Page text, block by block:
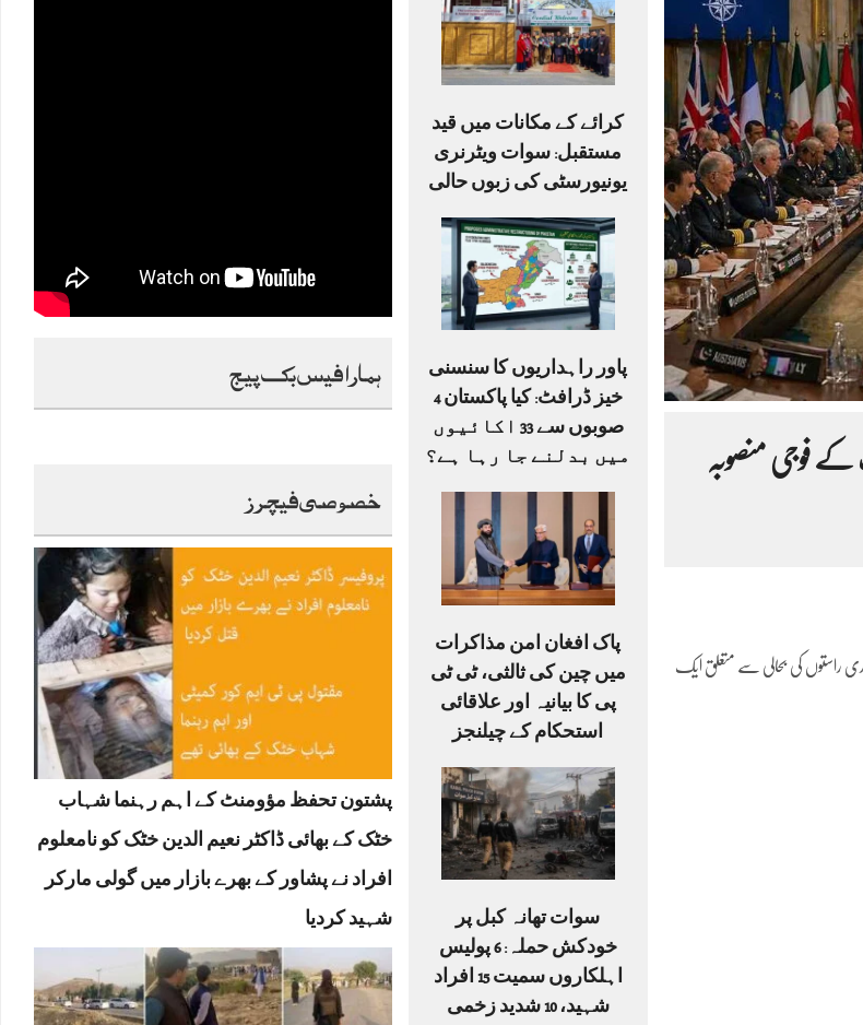
ہمارا فیس بک پیج
خصوصی فیچرز
پشتون تحفظ مؤومنٹ کے اہم رہنما شہاب
خٹک کے بھائی ڈاکٹر نعیم الدین خٹک کو نامعلوم
افراد نے پشاور کے بھرے بازار میں گولی مارکر
شہید کردیا
کرائے کے مکانات میں قید
مستقبل: سوات ویٹرنری
یونیورسٹی کی زبوں حالی
پاور راہداریوں کا سنسنی
خیز ڈرافٹ: کیا پاکستان 4
صوبوں سے 33 اکائیوں
میں بدلنے جا رہا ہے؟
پاک افغان امن مذاکرات
میں چین کی ثالثی، ٹی ٹی
پی کا بیانیہ اور علاقائی
استحکام کے چیلنجز
سوات تھانہ کبل پر
خودکش حملہ: 6 پولیس
اہلکاروں سمیت 15 افراد
شہید، 10 شدید زخمی
آج، 30 سے زائد ممالک کے فوجی منصوبہ
راستوں کی بحالی سے متعلق ایک